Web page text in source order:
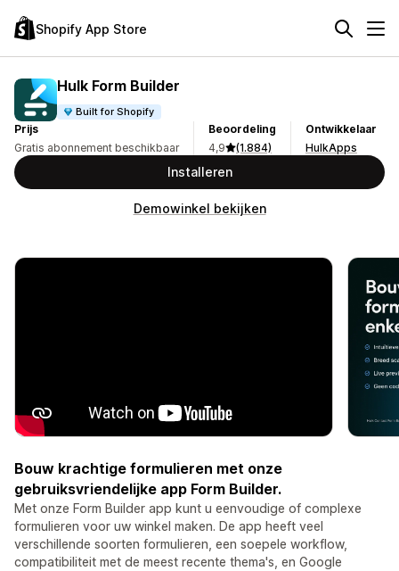
Shopify App Store
Hulk Form Builder
Built for Shopify
Prijs
Gratis abonnement beschikbaar
Beoordeling
4,9
(1.884)
Ontwikkelaar
HulkApps
Installeren
Demowinkel bekijken
Bouw krachtige formulieren met onze
gebruiksvriendelijke app Form Builder.
Met onze Form Builder app kunt u eenvoudige of complexe
formulieren voor uw winkel maken. De app heeft veel
verschillende soorten formulieren, een soepele workflow,
compatibiliteit met de meest recente thema's, en Google